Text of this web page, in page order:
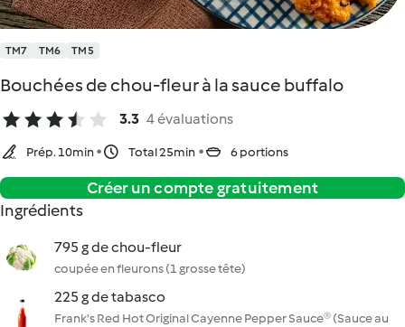
TM7 TM6 TM5
Bouchées de chou-fleur à la sauce buffalo
3.3 4 évaluations
Prép. 10min Total 25min 6 portions
Créer un compte gratuitement
Ingrédients
795 g de chou-fleur
coupée en fleurons (1 grosse tête)
225 g de tabasco
Frank's Red Hot Original Cayenne Pepper Sauce® (Sauce au